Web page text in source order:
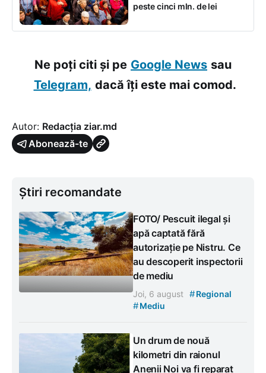
peste cinci mln. de lei
Ne poți citi și pe Google News sau
Telegram, dacă îți este mai comod.
Autor: Redacția ziar.md
Abonează-te
Știri recomandate
FOTO/ Pescuit ilegal și
apă captată fără
autorizație pe Nistru. Ce
au descoperit inspectorii
de mediu
Joi, 6 august #Regional
#Mediu
Un drum de nouă
kilometri din raionul
Anenii Noi va fi reparat